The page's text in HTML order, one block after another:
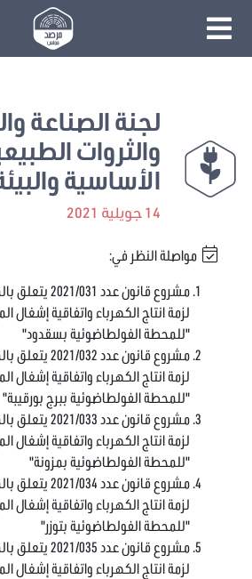
لجنة الصناعة
والثروات
الأساسية
14 جويلية 2021
مواصلة النظر في:
مشروع قانون عدد
لزمة انتاج الكهرباء واتفاقية إشغال
"للمحطة الفولطاضوئية بسقدود"
مشروع قانون عدد
لزمة انتاج الكهرباء واتفاقية إشغال
"للمحطة الفولطاضوئية ببرج بورقيبة"
مشروع قانون عدد
لزمة انتاج الكهرباء واتفاقية إشغال
"للمحطة الفولطاضوئية بمزونة"
مشروع قانون عدد
لزمة انتاج الكهرباء واتفاقية إشغال
"للمحطة الفولطاضوئية بتوزر"
مشروع قانون عدد
لزمة انتاج الكهرباء واتفاقية إشغال